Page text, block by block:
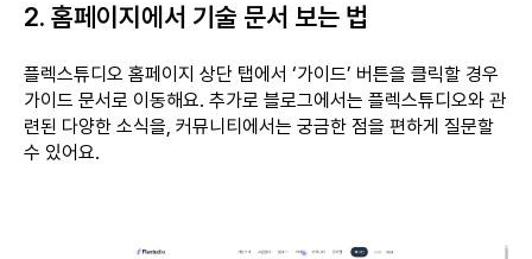
2. 홈페이지에서 기술 문서 보는 법
플렉스튜디오 홈페이지 상단 탭에서 ‘가이드’ 버튼을 클릭할 경우
가이드 문서로 이동해요. 추가로 블로그에서는 플렉스튜디오와 관
련된 다양한 소식을, 커뮤니티에서는 궁금한 점을 편하게 질문할
수 있어요.